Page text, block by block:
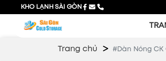
KHO LẠNH SÀI GÒN CHUYÊN
Trang chủ #Dàn Nóng CK